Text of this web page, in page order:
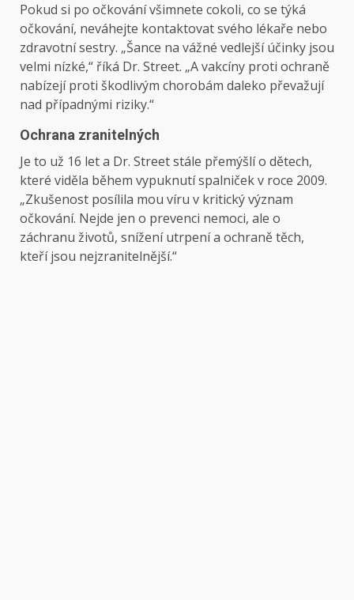
Pokud si po očkování všimnete cokoli, co se týká
očkování, neváhejte kontaktovat svého lékaře nebo
zdravotní sestry. „Šance na vážné vedlejší účinky jsou
velmi nízké,“ říká Dr. Street. „A vakcíny proti ochraně
nabízejí proti škodlivým chorobám daleko převažují
nad případnými riziky.“
Ochrana zranitelných
Je to už 16 let a Dr. Street stále přemýšlí o dětech,
které viděla během vypuknutí spalniček v roce 2009.
„Zkušenost posílila mou víru v kritický význam
očkování. Nejde jen o prevenci nemoci, ale o
záchranu životů, snížení utrpení a ochraně těch,
kteří jsou nejzranitelnější.“